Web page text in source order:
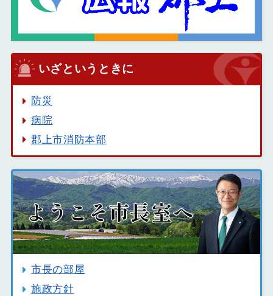
いざというときに
防災
病院
郡上市消防本部
市長の部屋
施政方針